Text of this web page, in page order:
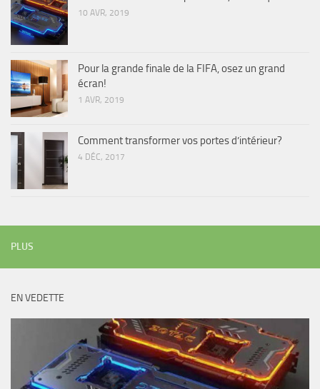
10 AVR, 2019
Pour la grande finale de la FIFA, osez un grand
écran!
1 AVR, 2019
Comment transformer vos portes d’intérieur?
4 DÉC, 2017
PLUS
EN VEDETTE